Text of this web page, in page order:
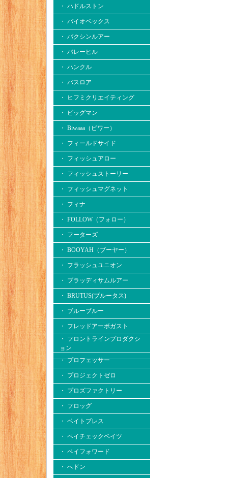
・ ハドルストン
・ バイオベックス
・ バクシンルアー
・ バレーヒル
・ ハンクル
・ バスロア
・ ヒフミクリエイティング
・ ビッグマン
・ Biwaaa（ビワー）
・ フィールドサイド
・ フィッシュアロー
・ フィッシュストーリー
・ フィッシュマグネット
・ フィナ
・ FOLLOW（フォロー）
・ フーターズ
・ BOOYAH（ブーヤー）
・ フラッシュユニオン
・ ブラッディサムルアー
・ BRUTUS(ブルータス)
・ ブルーブルー
・ フレッドアーボガスト
・ フロントラインプロダクシ
ョン
・ プロフェッサー
・ プロジェクトゼロ
・ プロズファクトリー
・ フロッグ
・ ベイトブレス
・ ペイチェックベイツ
・ ペイフォワード
・ へドン